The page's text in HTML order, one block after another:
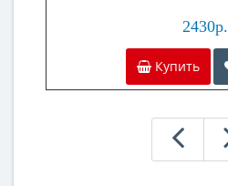
2430р.
Купить